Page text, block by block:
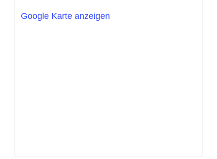
Google Karte anzeigen